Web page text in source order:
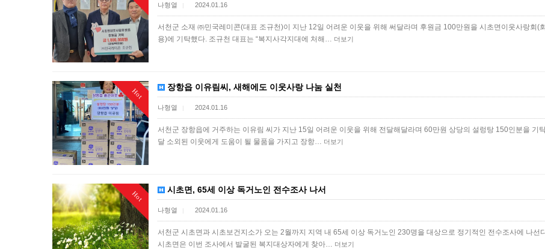
나형열 | 2024.01.16
서천군 소재 ㈜민국레미콘(대표 조규천)이 지난 12일 어려운 이웃을 위해 써달라며 후원금 100만원을 시초면이웃사랑회(
용)에 기탁했다. 조규천 대표는 “복지사각지대에 처해… 더보기
Hot 장항읍 이유림씨, 새해에도 이웃사랑 나눔 실천
나형열 | 2024.01.16
서천군 장항읍에 거주하는 이유림 씨가 지난 15일 어려운 이웃을 위해 전달해달라며 60만원 상당의 설렁탕 150인분을 기
달 소외된 이웃에게 도움이 될 물품을 가지고 장항… 더보기
Hot 시초면, 65세 이상 독거노인 전수조사 나서
나형열 | 2024.01.16
서천군 시초면과 시초보건지소가 오는 2월까지 지역 내 65세 이상 독거노인 230명을 대상으로 정기적인 전수조사에 나선
시초면은 이번 조사에서 발굴된 복지대상자에게 찾아… 더보기